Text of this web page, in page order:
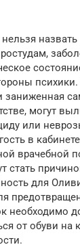
назвать
психики.
заниженная
могут
или
в
врачебной
стать
для
необходимо
от обуви на